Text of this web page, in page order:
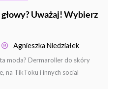
Uważaj! Wybierz
Agnieszka Niedziałek
moda? Dermaroller do skóry
na TikToku i innych social